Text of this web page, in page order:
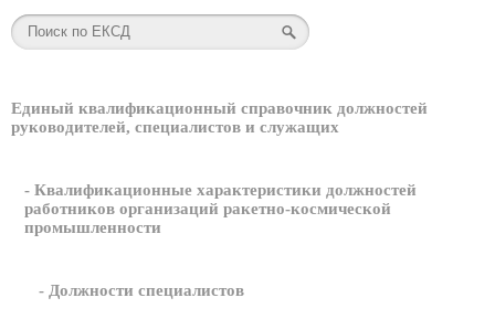
Единый квалификационный справочник должностей
руководителей, специалистов и служащих
- Квалификационные характеристики должностей
работников организаций ракетно-космической
промышленности
- Должности специалистов